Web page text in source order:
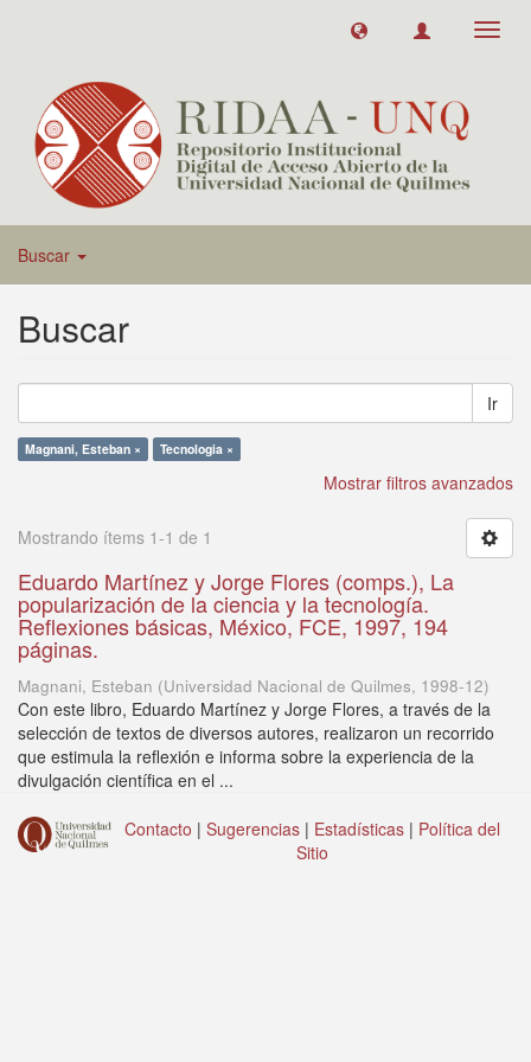
Buscar
Buscar
Ir
Magnani, Esteban × Tecnologia ×
Mostrar filtros avanzados
Mostrando ítems 1-1 de 1
Eduardo Martínez y Jorge Flores (comps.), La
popularización de la ciencia y la tecnología.
Reflexiones básicas, México, FCE, 1997, 194
páginas.
Magnani, Esteban (Universidad Nacional de Quilmes, 1998-12)
Con este libro, Eduardo Martínez y Jorge Flores, a través de la
selección de textos de diversos autores, realizaron un recorrido
que estimula la reflexión e informa sobre la experiencia de la
divulgación científica en el ...
Contacto | Sugerencias | Estadísticas | Política del
Sitio